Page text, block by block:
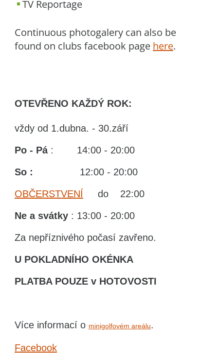
TV Reportage
Continuous photogalery can also be
found on clubs facebook page here.
OTEVŘENO KAŽDÝ ROK:
vždy od 1.dubna. - 30.září
Po - Pá : 14:00 - 20:00
So : 12:00 - 20:00
OBČERSTVENÍ do 22:00
Ne a svátky : 13:00 - 20:00
Za nepříznivého počasí zavřeno.
U POKLADNÍHO OKÉNKA
PLATBA POUZE v HOTOVOSTI
Více informací o minigolfovém areálu.
Facebook